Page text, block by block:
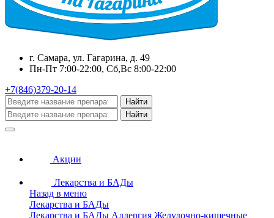
г. Самара, ул. Гагарина, д. 49
Пн-Пт 7:00-22:00, Сб,Вс 8:00-22:00
+7(846)379-20-14
Найти
Найти
Акции
Лекарства и БАДы
Назад в меню
Лекарства и БАДы
Лекарства и БАДы Аллергия Желудочно-кишечные